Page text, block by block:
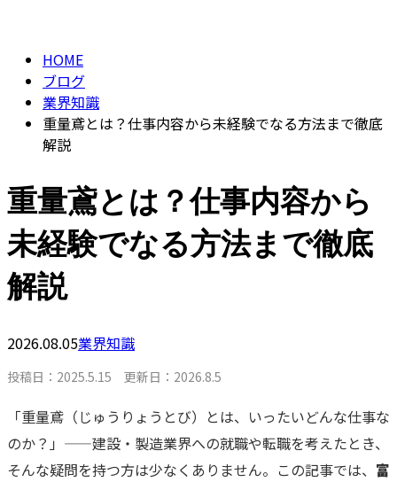
HOME
ブログ
業界知識
重量鳶とは？仕事内容から未経験でなる方法まで徹底
解説
重量鳶とは？仕事内容から
未経験でなる方法まで徹底
解説
2026.08.05業界知識
投稿日：2025.5.15 更新日：2026.8.5
「重量鳶（じゅうりょうとび）とは、いったいどんな仕事な
のか？」——建設・製造業界への就職や転職を考えたとき、
そんな疑問を持つ方は少なくありません。この記事では、 富